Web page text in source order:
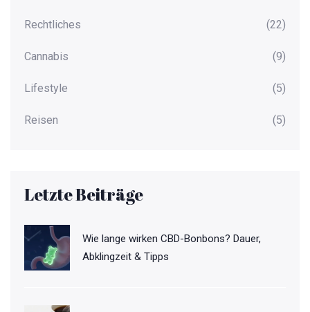
Rechtliches (22)
Cannabis (9)
Lifestyle (5)
Reisen (5)
Letzte Beiträge
Wie lange wirken CBD-Bonbons? Dauer,
Abklingzeit & Tipps